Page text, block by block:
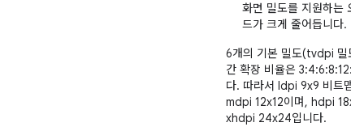
화면 밀도를 지원하는 오
드가 크게 줄어듭니다.
6개의 기본 밀도(tvdpi 밀도
간 확장 비율은
다. 따라서 ldpi 9x9 비트맵은
mdpi 12x12이며, hdpi
xhdpi 24x24입니다.